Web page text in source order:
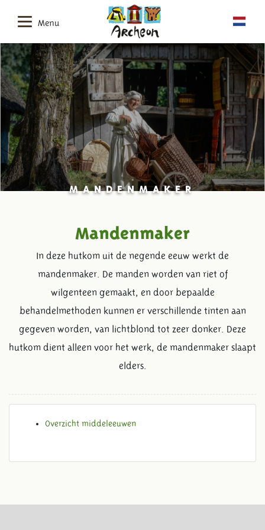
Menu
MANDENMAKER
Mandenmaker
In deze hutkom uit de negende eeuw werkt de
mandenmaker. De manden worden van riet of
wilgenteen gemaakt, en door bepaalde
behandelmethoden kunnen er verschillende tinten aan
gegeven worden, van lichtblond tot zeer donker. Deze
hutkom dient alleen voor het werk, de mandenmaker slaapt
elders.
Overzicht middeleeuwen